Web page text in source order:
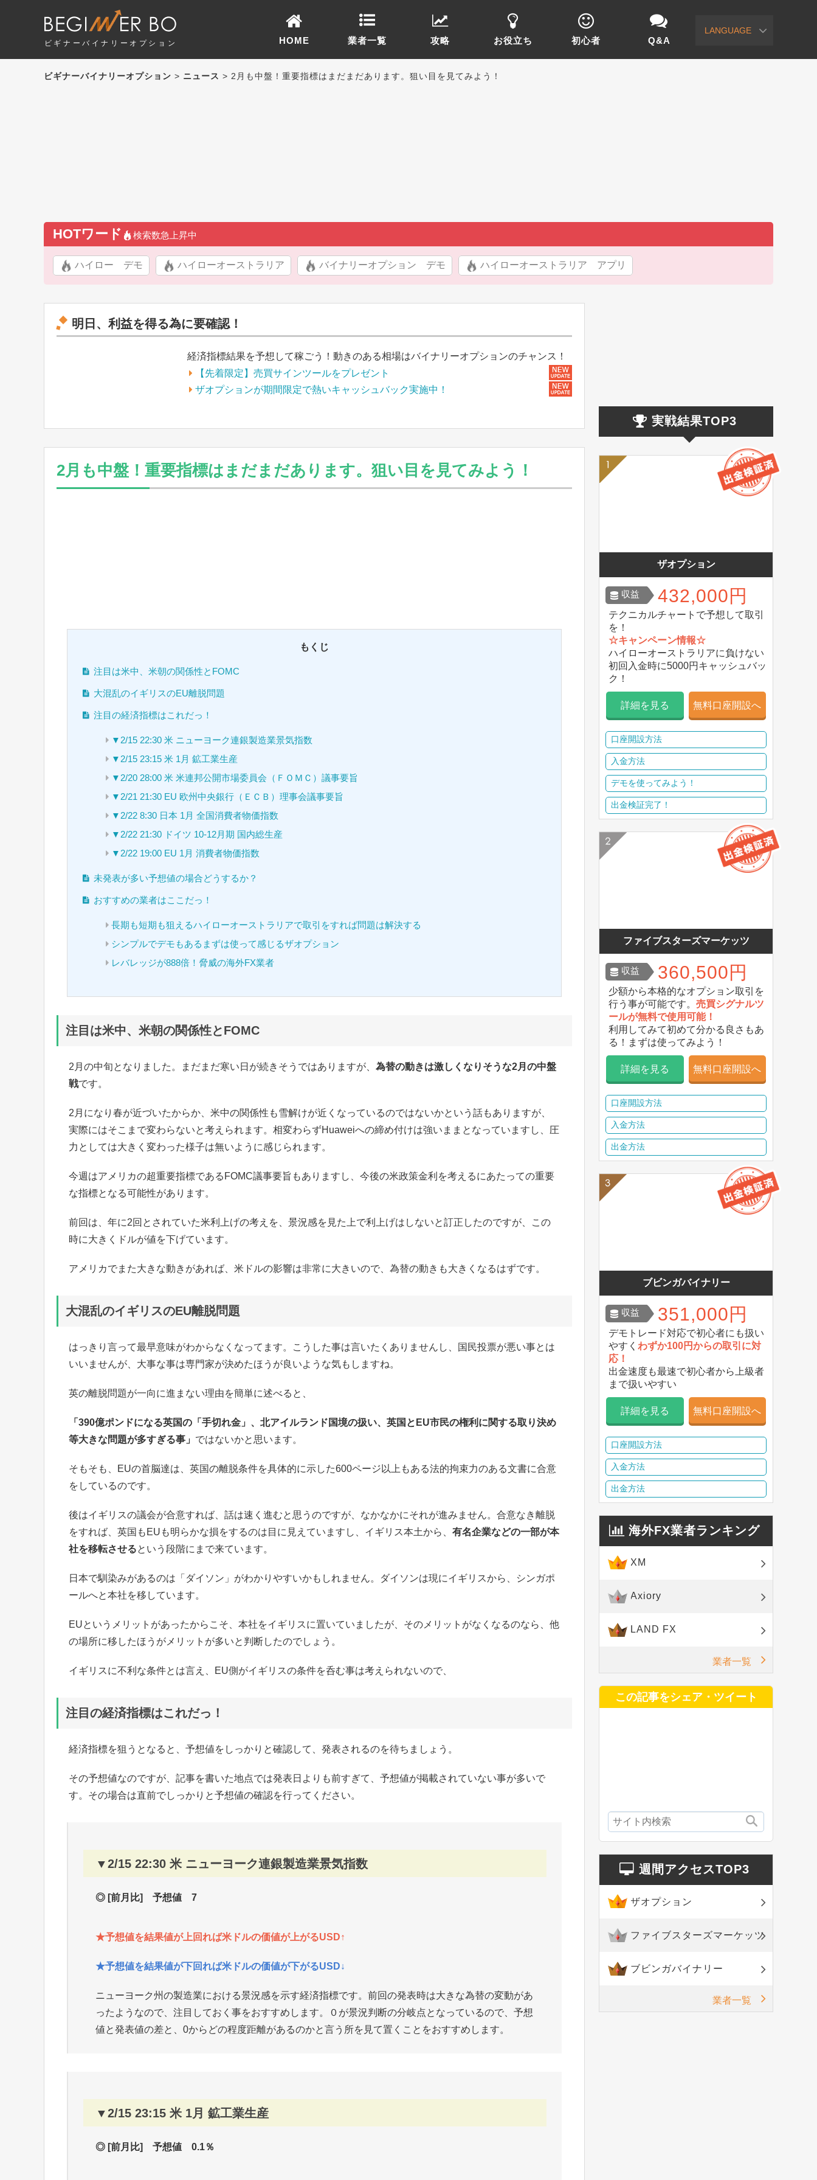
ビギナーバイナリーオプション
LANGUAGE
HOME 業者一覧 攻略 お役立ち 初心者 Q&A
ビギナーバイナリーオプション > ニュース > 2月も中盤！重要指標はまだまだあります。狙い目を見てみよう！
HOTワード 検索数急上昇中
ハイロー デモ ハイローオーストラリア バイナリーオプション デモ ハイローオーストラリア アプリ
明日、利益を得る為に要確認！
経済指標結果を予想して稼ごう！動きのある相場はバイナリーオプションのチャンス！
【先着限定】売買サインツールをプレゼント
ザオプションが期間限定で熱いキャッシュバック実施中！
2月も中盤！重要指標はまだまだあります。狙い目を見てみよう！
もくじ
注目は米中、米朝の関係性とFOMC
大混乱のイギリスのEU離脱問題
注目の経済指標はこれだっ！
▼2/15 22:30 米 ニューヨーク連銀製造業景気指数
▼2/15 23:15 米 1月 鉱工業生産
▼2/20 28:00 米 米連邦公開市場委員会（ＦＯＭＣ）議事要旨
▼2/21 21:30 EU 欧州中央銀行（ＥＣＢ）理事会議事要旨
▼2/22 8:30 日本 1月 全国消費者物価指数
▼2/22 21:30 ドイツ 10-12月期 国内総生産
▼2/22 19:00 EU 1月 消費者物価指数
未発表が多い予想値の場合どうするか？
おすすめの業者はここだっ！
長期も短期も狙えるハイローオーストラリアで取引をすれば問題は解決する
シンプルでデモもあるまずは使って感じるザオプション
レバレッジが888倍！脅威の海外FX業者
注目は米中、米朝の関係性とFOMC
2月の中旬となりました。まだまだ寒い日が続きそうではありますが、 為替の動きは激しくなりそうな2月の中盤
戦です。
2月になり春が近づいたからか、米中の関係性も雪解けが近くなっているのではないかという話もありますが、
実際にはそこまで変わらないと考えられます。相変わらずHuaweiへの締め付けは強いままとなっていますし、圧
力としては大きく変わった様子は無いように感じられます。
今週はアメリカの超重要指標であるFOMC議事要旨もありますし、今後の米政策金利を考えるにあたっての重要
な指標となる可能性があります。
前回は、年に2回とされていた米利上げの考えを、景況感を見た上で利上げはしないと訂正したのですが、この
時に大きくドルが値を下げています。
アメリカでまた大きな動きがあれば、米ドルの影響は非常に大きいので、為替の動きも大きくなるはずです。
大混乱のイギリスのEU離脱問題
はっきり言って最早意味がわからなくなってます。こうした事は言いたくありませんし、国民投票が悪い事とは
いいませんが、大事な事は専門家が決めたほうが良いような気もしますね。
英の離脱問題が一向に進まない理由を簡単に述べると、
「390億ポンドになる英国の「手切れ金」、北アイルランド国境の扱い、英国とEU市民の権利に関する取り決め
等大きな問題が多すぎる事」 ではないかと思います。
そもそも、EUの首脳達は、英国の離脱条件を具体的に示した600ページ以上もある法的拘束力のある文書に合意
をしているのです。
後はイギリスの議会が合意すれば、話は速く進むと思うのですが、なかなかにそれが進みません。合意なき離脱
をすれば、英国もEUも明らかな損をするのは目に見えていますし、イギリス本土から、 有名企業などの一部が本
社を移転させるという段階にまで来ています。
日本で馴染みがあるのは「ダイソン」がわかりやすいかもしれません。ダイソンは現にイギリスから、シンガポ
ールへと本社を移しています。
EUというメリットがあったからこそ、本社をイギリスに置いていましたが、そのメリットがなくなるのなら、他
の場所に移したほうがメリットが多いと判断したのでしょう。
イギリスに不利な条件とは言え、EU側がイギリスの条件を呑む事は考えられないので、
注目の経済指標はこれだっ！
経済指標を狙うとなると、予想値をしっかりと確認して、発表されるのを待ちましょう。
その予想値なのですが、記事を書いた地点では発表日よりも前すぎて、予想値が掲載されていない事が多いで
す。その場合は直前でしっかりと予想値の確認を行ってください。
▼2/15 22:30 米 ニューヨーク連銀製造業景気指数
◎ [前月比] 予想値 7
★予想値を結果値が上回れば米ドルの価値が上がるUSD↑
★予想値を結果値が下回れば米ドルの価値が下がるUSD↓
ニューヨーク州の製造業における景況感を示す経済指標です。前回の発表時は大きな為替の変動があ
ったようなので、注目しておく事をおすすめします。０が景況判断の分岐点となっているので、予想
値と発表値の差と、0からどの程度距離があるのかと言う所を見て置くことをおすすめします。
▼2/15 23:15 米 1月 鉱工業生産
◎ [前月比] 予想値 0.1％
実戦結果TOP3
ザオプション
収益 432,000円
テクニカルチャートで予想して取引
を！
☆キャンペーン情報☆
ハイローオーストラリアに負けない
初回入金時に5000円キャッシュバッ
ク！
詳細を見る 無料口座開設へ
口座開設方法
入金方法
デモを使ってみよう！
出金検証完了！
ファイブスターズマーケッツ
収益 360,500円
少額から本格的なオプション取引を
行う事が可能です。 売買シグナルツ
ールが無料で使用可能！
利用してみて初めて分かる良さもあ
る！まずは使ってみよう！
詳細を見る 無料口座開設へ
口座開設方法
入金方法
出金方法
ブビンガバイナリー
収益 351,000円
デモトレード対応で初心者にも扱い
やすく わずか100円からの取引に対
応！
出金速度も最速で初心者から上級者
まで扱いやすい
詳細を見る 無料口座開設へ
口座開設方法
入金方法
出金方法
海外FX業者ランキング
XM
Axiory
LAND FX
業者一覧
この記事をシェア・ツイート
週間アクセスTOP3
ザオプション
ファイブスターズマーケッツ
ブビンガバイナリー
業者一覧